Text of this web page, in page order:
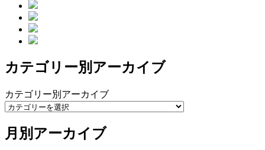
カテゴリー別アーカイブ
カテゴリー別アーカイブ
月別アーカイブ